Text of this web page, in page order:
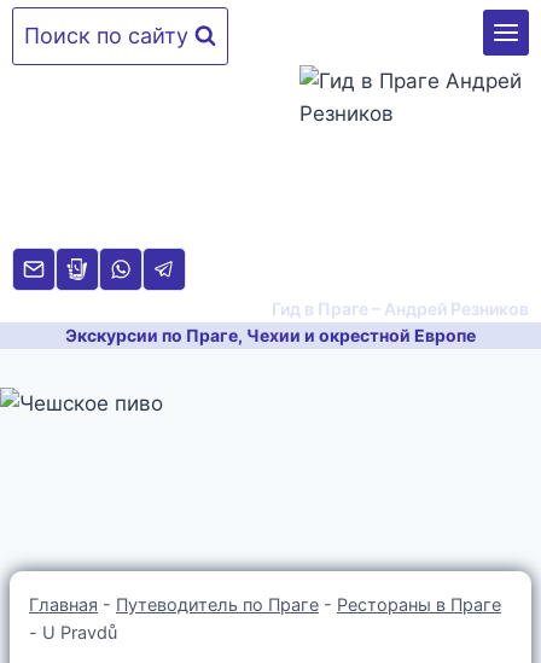
Перейти
Поиск по сайту
Гид в Праге – Андрей Резников
Экскурсии по Праге, Чехии и окрестной Европе
Главная - Путеводитель по Праге - Рестораны в Праге
- U Pravdů